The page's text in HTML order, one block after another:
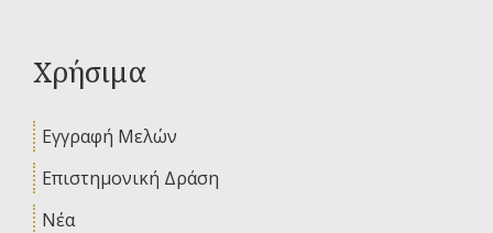
Χρήσιμα
Εγγραφή Μελών
Επιστημονική Δράση
Νέα